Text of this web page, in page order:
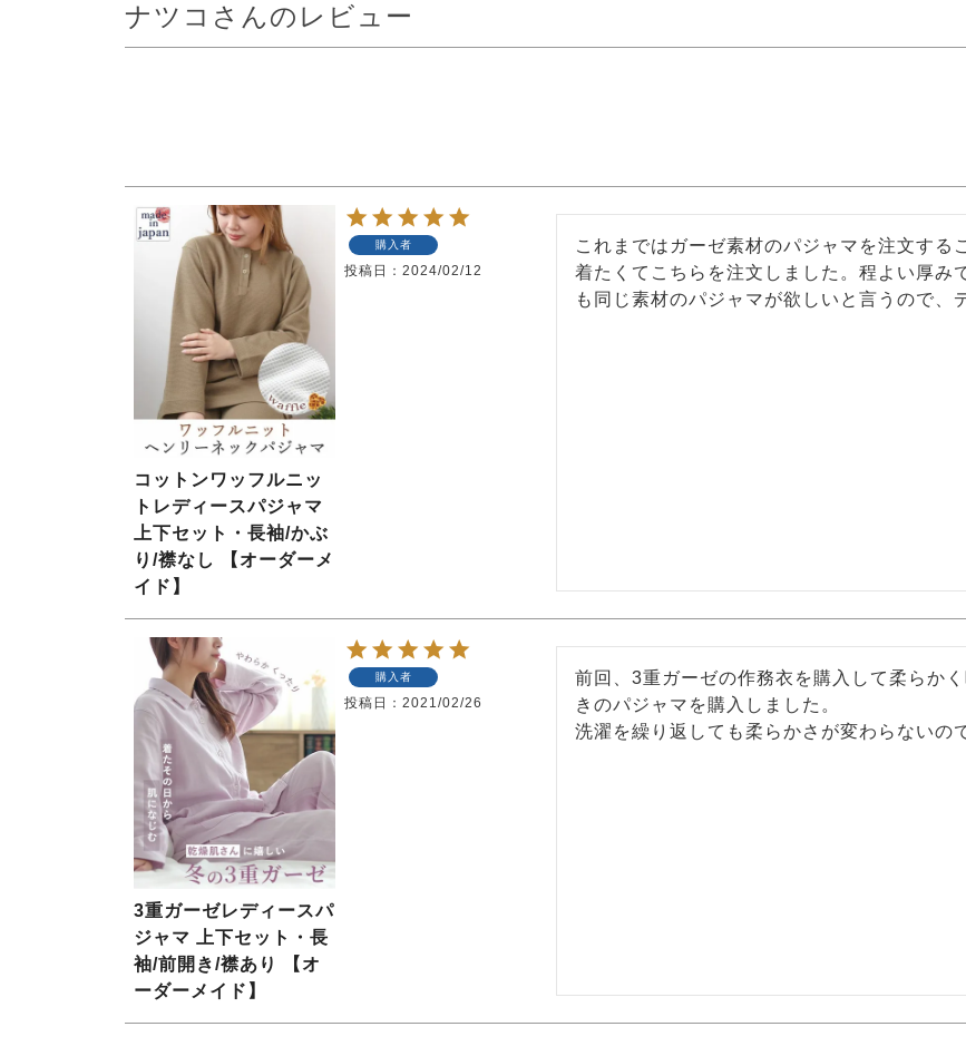
ナツコさんのレビュー
コットンワッフルニッ
トレディースパジャマ
上下セット・長袖/かぶ
り/襟なし 【オーダーメ
イド】
購入者
投稿日 2024/02/12
これまではガーゼ素材のパジャマを注文する
着たくてこちらを注文しました。程よい厚み
も同じ素材のパジャマが欲しいと言うので、
3重ガーゼレディースパ
ジャマ 上下セット・長
袖/前開き/襟あり 【オ
ーダーメイド】
購入者
投稿日 2021/02/26
前回、3重ガーゼの作務衣を購入して柔らか
きのパジャマを購入しました。
洗濯を繰り返しても柔らかさが変わらないの